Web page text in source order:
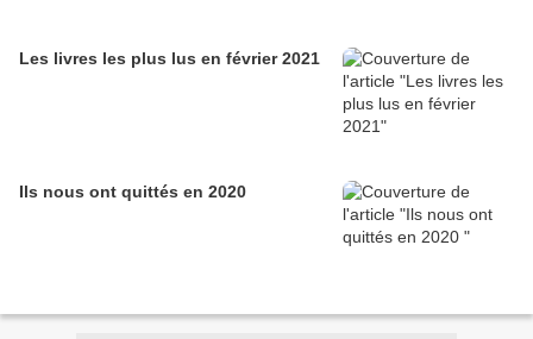
Les livres les plus lus en février 2021
Ils nous ont quittés en 2020